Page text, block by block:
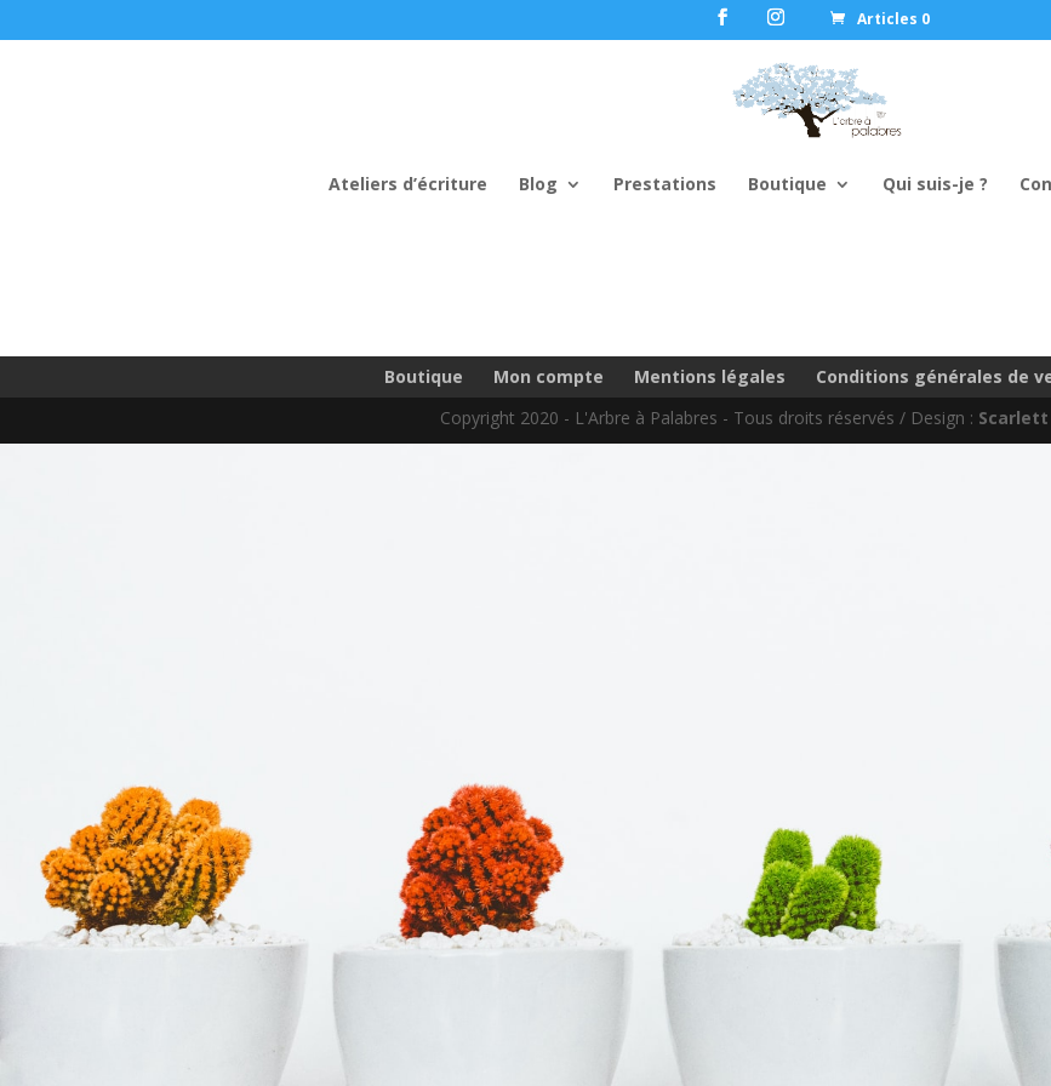
Articles 0
Ateliers d’écriture Blog Prestations Boutique Qui suis-je ?
Boutique Mon compte Mentions légales Conditions générales de
Copyright 2020 - L'Arbre à Palabres - Tous droits réservés / Design : Scarlett